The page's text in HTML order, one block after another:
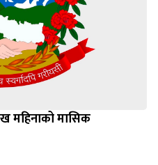
महिनाको मासिक